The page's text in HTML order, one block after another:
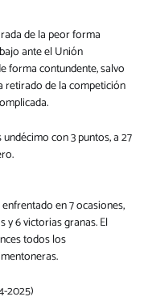
de la peor forma
ante el Unión
forma contundente, salvo
retirado de la competición
con 3 puntos, a 27
en 7 ocasiones,
y 6 victorias granas. El
todos los
2025)